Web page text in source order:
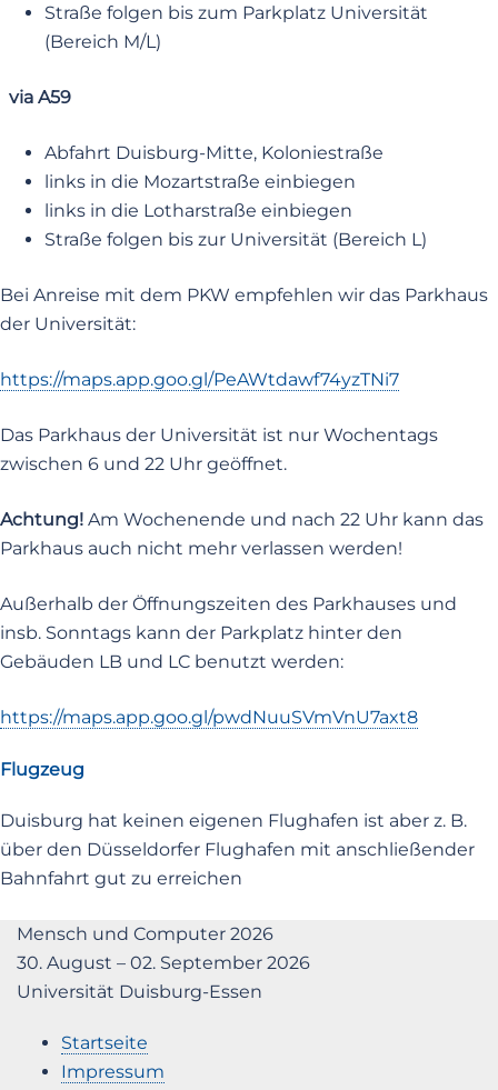
Straße folgen bis zum Parkplatz Universität
(Bereich M/L)
via A59
Abfahrt Duisburg-Mitte, Koloniestraße
links in die Mozartstraße einbiegen
links in die Lotharstraße einbiegen
Straße folgen bis zur Universität (Bereich L)
Bei Anreise mit dem PKW empfehlen wir das Parkhaus
der Universität:
https://maps.app.goo.gl/PeAWtdawf74yzTNi7
Das Parkhaus der Universität ist nur Wochentags
zwischen 6 und 22 Uhr geöffnet.
Achtung! Am Wochenende und nach 22 Uhr kann das
Parkhaus auch nicht mehr verlassen werden!
Außerhalb der Öffnungszeiten des Parkhauses und
insb. Sonntags kann der Parkplatz hinter den
Gebäuden LB und LC benutzt werden:
https://maps.app.goo.gl/pwdNuuSVmVnU7axt8
Flugzeug
Duisburg hat keinen eigenen Flughafen ist aber z. B.
über den Düsseldorfer Flughafen mit anschließender
Bahnfahrt gut zu erreichen
Mensch und Computer 2026
30. August – 02. September 2026
Universität Duisburg-Essen
Startseite
Impressum